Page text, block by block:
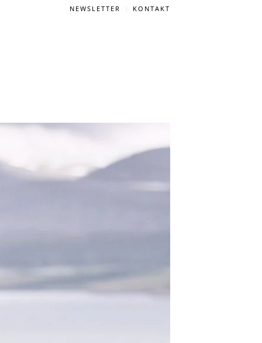
NEWSLETTER KONTAKT